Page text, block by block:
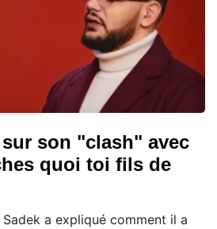
son "clash" avec
quoi toi fils de
a expliqué comment il a